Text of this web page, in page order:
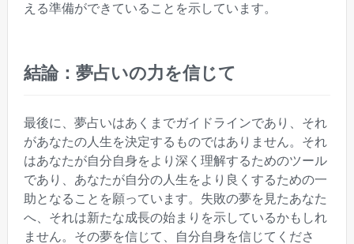
える準備ができていることを示しています。
結論：夢占いの力を信じて
最後に、夢占いはあくまでガイドラインであり、それ
があなたの人生を決定するものではありません。それ
はあなたが自分自身をより深く理解するためのツール
であり、あなたが自分の人生をより良くするための一
助となることを願っています。失敗の夢を見たあなた
へ、それは新たな成長の始まりを示しているかもしれ
ません。その夢を信じて、自分自身を信じてくださ